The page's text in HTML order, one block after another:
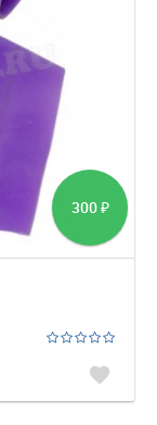
300 ₽
favorite